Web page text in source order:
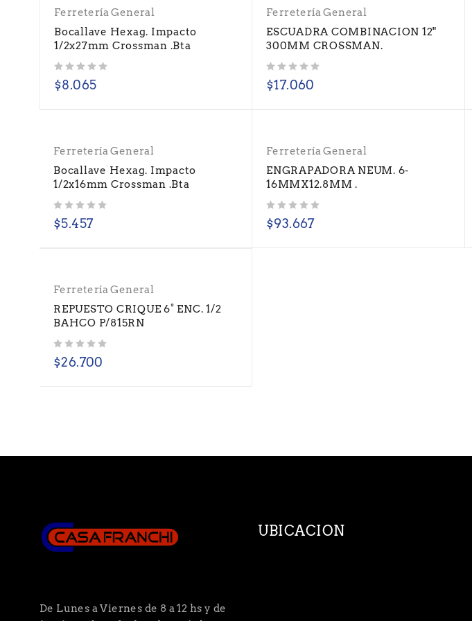
Ferretería General
Bocallave Hexag. Impacto
1/2x27mm Crossman .Bta
$8.065
Ferretería General
ESCUADRA COMBINACION 12"
300MM CROSSMAN.
$17.060
Ferretería General
Bocallave Hexag. Impacto
1/2x16mm Crossman .Bta
$5.457
Ferretería General
ENGRAPADORA NEUM. 6-
16MMX12.8MM .
$93.667
Ferretería General
REPUESTO CRIQUE 6° ENC. 1/2
BAHCO P/815RN
$26.700
De Lunes a Viernes de 8 a 12 hs y de
UBICACION